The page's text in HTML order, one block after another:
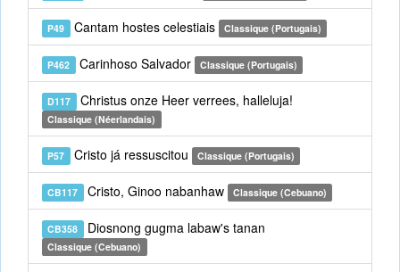
P49 Cantam hostes celestiais Classique (Portugais)
P462 Carinhoso Salvador Classique (Portugais)
D117 Christus onze Heer verrees, halleluja!
Classique (Néerlandais)
P57 Cristo já ressuscitou Classique (Portugais)
CB117 Cristo, Ginoo nabanhaw Classique (Cebuano)
CB358 Diosnong gugma labaw's tanan
Classique (Cebuano)